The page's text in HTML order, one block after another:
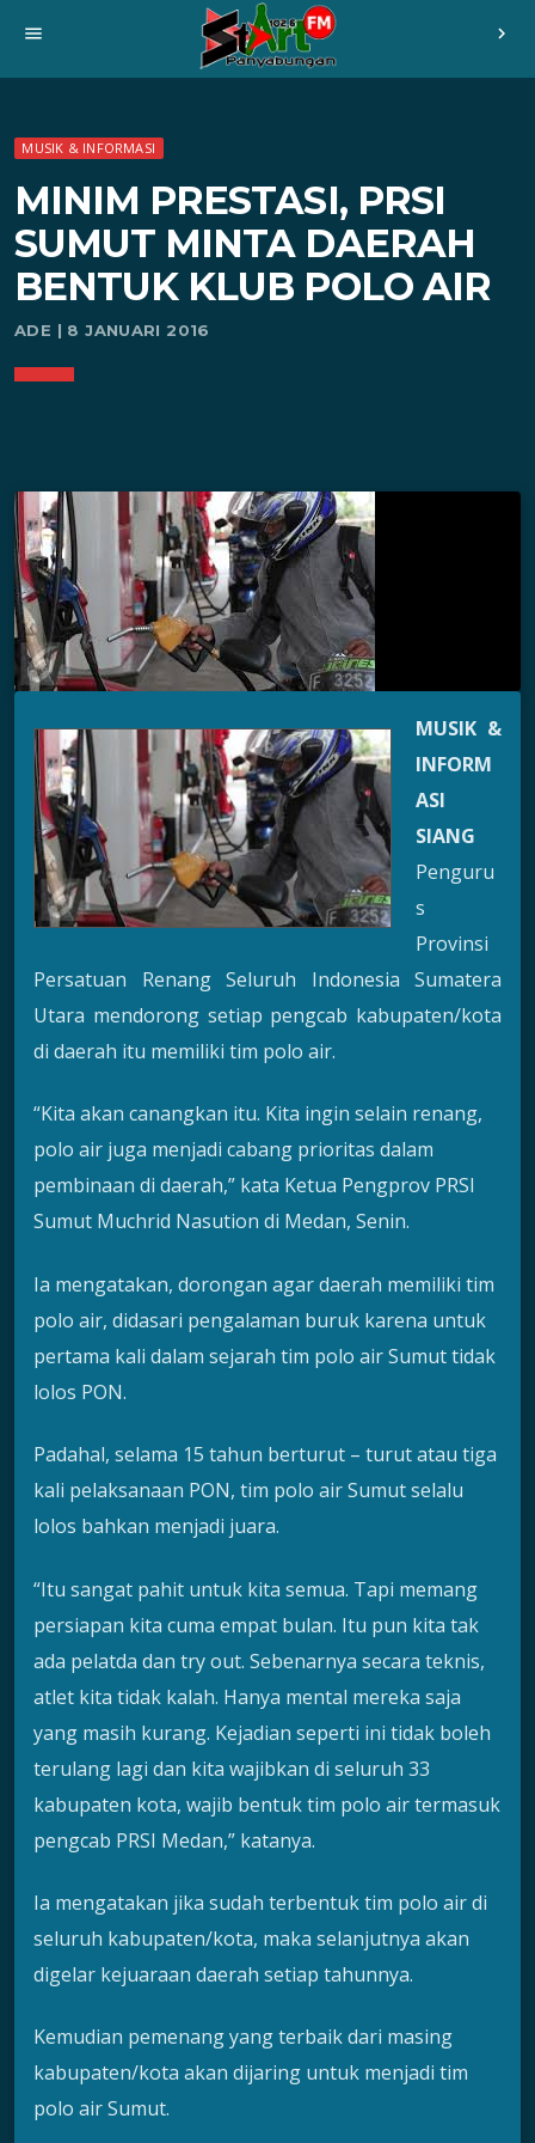
menu chevron_right
MUSIK & INFORMASI
MINIM PRESTASI, PRSI
SUMUT MINTA DAERAH
BENTUK KLUB POLO AIR
ADE | 8 JANUARI 2016
MUSIK &
INFORM
ASI
SIANG
Penguru
s
Provinsi
Persatuan Renang Seluruh Indonesia Sumatera
Utara mendorong setiap pengcab kabupaten/kota
di daerah itu memiliki tim polo air.
“Kita akan canangkan itu. Kita ingin selain renang,
polo air juga menjadi cabang prioritas dalam
pembinaan di daerah,” kata Ketua Pengprov PRSI
Sumut Muchrid Nasution di Medan, Senin.
Ia mengatakan, dorongan agar daerah memiliki tim
polo air, didasari pengalaman buruk karena untuk
pertama kali dalam sejarah tim polo air Sumut tidak
lolos PON.
Padahal, selama 15 tahun berturut – turut atau tiga
kali pelaksanaan PON, tim polo air Sumut selalu
lolos bahkan menjadi juara.
“Itu sangat pahit untuk kita semua. Tapi memang
persiapan kita cuma empat bulan. Itu pun kita tak
ada pelatda dan try out. Sebenarnya secara teknis,
atlet kita tidak kalah. Hanya mental mereka saja
yang masih kurang. Kejadian seperti ini tidak boleh
terulang lagi dan kita wajibkan di seluruh 33
kabupaten kota, wajib bentuk tim polo air termasuk
pengcab PRSI Medan,” katanya.
Ia mengatakan jika sudah terbentuk tim polo air di
seluruh kabupaten/kota, maka selanjutnya akan
digelar kejuaraan daerah setiap tahunnya.
Kemudian pemenang yang terbaik dari masing
kabupaten/kota akan dijaring untuk menjadi tim
polo air Sumut.